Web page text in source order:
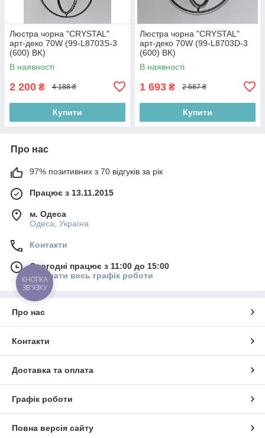
Люстра чорна "CRYSTAL"
арт-деко 70W (99-L8703S-3
(600) BK)
В наявності
2 200 ₴ 4 188 ₴
Купити
Люстра чорна "CRYSTAL"
арт-деко 70W (99-L8703D-3
(600) BK)
В наявності
1 693 ₴ 2 687 ₴
Купити
Про нас
97% позитивних з 70 відгуків за рік
Працює з 13.11.2015
м. Одеса
Одеса, Україна
Контакти
Сьогодні працює з 11:00 до 15:00
Показати весь графік роботи
Про нас
Контакти
Доставка та оплата
Графік роботи
Повна версія сайту
КНОПКА
ЗВ'ЯЗКУ